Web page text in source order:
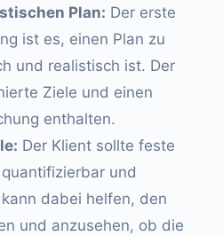
Plan: Der erste
ist es, einen Plan zu
und realistisch ist. Der
Ziele und einen
enthalten.
Der Klient sollte feste
und
dabei helfen, den
und anzusehen, ob die